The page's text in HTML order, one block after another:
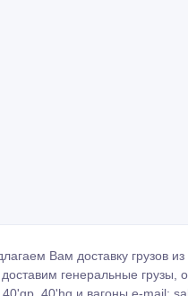
Вам доставку грузов
генеральные грузы,